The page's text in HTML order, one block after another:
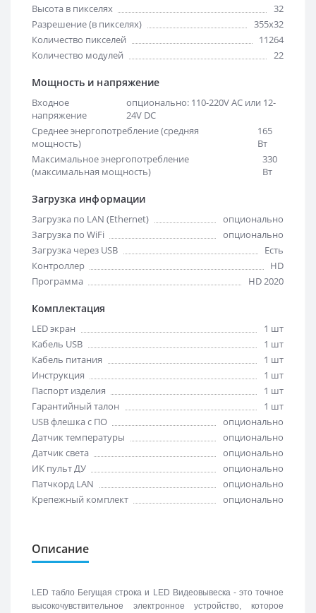
Высота в пикселях
32
Разрешение (в пикселях)
355x32
Количество пикселей
11264
Количество модулей
22
Мощность и напряжение
Входное
напряжение
опционально: 110-220V AC или 12-
24V DC
Среднее энергопотребление (средняя
мощность)
165
Вт
Максимальное энергопотребление
(максимальная мощность)
330
Вт
Загрузка информации
Загрузка по LAN (Ethernet)
опционально
Загрузка по WiFi
опционально
Загрузка через USB
Есть
Контроллер
HD
Программа
HD 2020
Комплектация
LED экран
1 шт
Кабель USB
1 шт
Кабель питания
1 шт
Инструкция
1 шт
Паспорт изделия
1 шт
Гарантийный талон
1 шт
USB флешка с ПО
опционально
Датчик температуры
опционально
Датчик света
опционально
ИК пульт ДУ
опционально
Патчкорд LAN
опционально
Крепежный комплект
опционально
Описание
LED табло Бегущая строка и LED Видеовывеска - это точное
высокочувствительное электронное устройство, которое